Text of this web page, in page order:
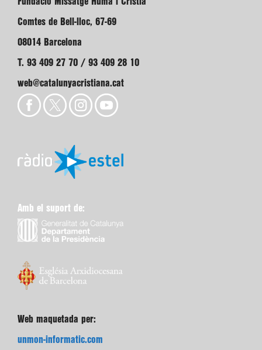
Comtes de Bell-lloc, 67-69
08014 Barcelona
T. 93 409 27 70 / 93 409 28 10
web@catalunyacristiana.cat
Amb el suport de:
Web maquetada per:
unmon-informatic.com